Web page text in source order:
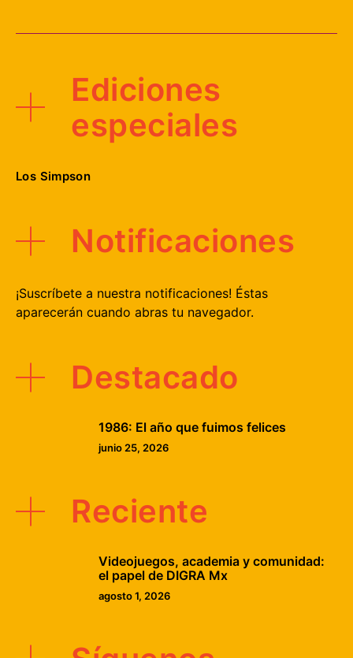
Ediciones
especiales
Los Simpson
Notificaciones
¡Suscríbete a nuestra notificaciones! Éstas
aparecerán cuando abras tu navegador.
Destacado
1986: El año que fuimos felices
junio 25, 2026
Reciente
Videojuegos, academia y comunidad:
el papel de DIGRA Mx
agosto 1, 2026